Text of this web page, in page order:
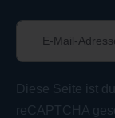
Diese Seite ist
reCAPTCHA